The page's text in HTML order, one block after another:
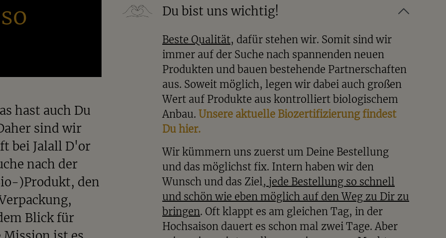
hast auch Du
sind wir
bei Jalall D'or
nach der
)Produkt, den
Blick für
Du bist uns wichtig!
Beste Qualität, dafür stehen wir. Somit sind wir
immer auf der Suche nach spannenden neuen
Produkten und bauen bestehende Partnerschaften
aus. Soweit möglich, legen wir dabei auch großen
Wert auf Produkte aus kontrolliert biologischem
Anbau. Unsere aktuelle Biozertifizierung findest
Du hier.
Wir kümmern uns zuerst um Deine Bestellung
und das möglichst fix. Intern haben wir den
Wunsch und das Ziel , jede Bestellung so schnell
und schön wie eben möglich auf den Weg zu Dir zu
bringen. Oft klappt es am gleichen Tag, in der
Hochsaison dauert es schon mal zwei Tage. Aber